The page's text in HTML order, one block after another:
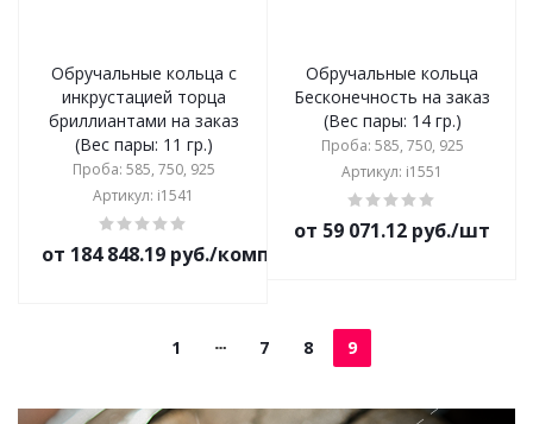
Обручальные кольца с
инкрустацией торца
бриллиантами на заказ
(Вес пары: 11 гр.)
Проба: 585, 750, 925
Артикул: i1541
от 184 848.19 руб./комплект
Обручальные кольца
Бесконечность на заказ
(Вес пары: 14 гр.)
Проба: 585, 750, 925
Артикул: i1551
от 59 071.12 руб./шт
1 7 8 9